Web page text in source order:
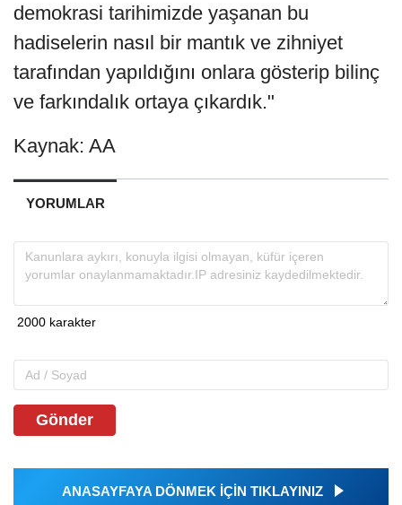
demokrasi tarihimizde yaşanan bu
hadiselerin nasıl bir mantık ve zihniyet
tarafından yapıldığını onlara gösterip bilinç
ve farkındalık ortaya çıkardık."
Kaynak: AA
YORUMLAR
Gönder
ANASAYFAYA DÖNMEK İÇİN TIKLAYINIZ